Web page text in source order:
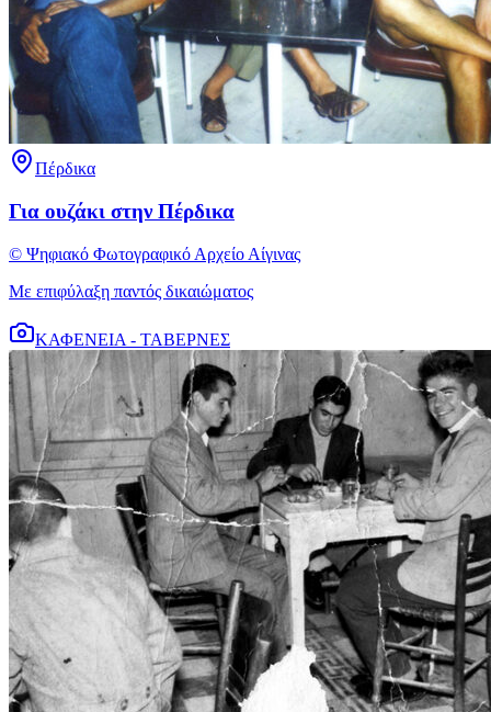
Πέρδικα
Για ουζάκι στην Πέρδικα
© Ψηφιακό Φωτογραφικό Αρχείο Αίγινας
Με επιφύλαξη παντός δικαιώματος
ΚΑΦΕΝΕΙΑ - ΤΑΒΕΡΝΕΣ